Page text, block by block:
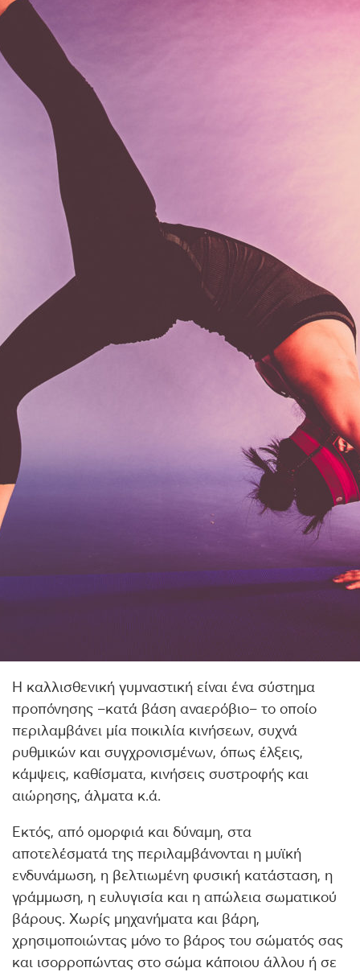
Η καλλισθενική γυμναστική είναι ένα σύστημα
προπόνησης –κατά βάση αναερόβιο– το οποίο
περιλαμβάνει μία ποικιλία κινήσεων, συχνά
ρυθμικών και συγχρονισμένων, όπως έλξεις,
κάμψεις, καθίσματα, κινήσεις συστροφής και
αιώρησης, άλματα κ.ά.
Εκτός, από ομορφιά και δύναμη, στα
αποτελέσματά της περιλαμβάνονται η μυϊκή
ενδυνάμωση, η βελτιωμένη φυσική κατάσταση, η
γράμμωση, η ευλυγισία και η απώλεια σωματικού
βάρους. Χωρίς μηχανήματα και βάρη,
χρησιμοποιώντας μόνο το βάρος του σώματός σας
και ισορροπώντας στο σώμα κάποιου άλλου ή σε